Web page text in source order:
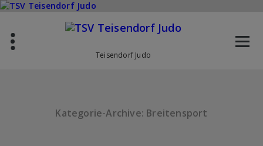
Zum
Teisendorf Judo
Kategorie-Archive: Breitensport